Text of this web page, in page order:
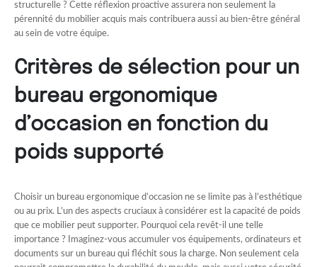
structurelle ? Cette réflexion proactive assurera non seulement la
pérennité du mobilier acquis mais contribuera aussi au bien-être général
au sein de votre équipe.
Critères de sélection pour un
bureau ergonomique
d’occasion en fonction du
poids supporté
Choisir un bureau ergonomique d’occasion ne se limite pas à l’esthétique
ou au prix. L’un des aspects cruciaux à considérer est la capacité de poids
que ce mobilier peut supporter. Pourquoi cela revêt-il une telle
importance ? Imaginez-vous accumuler vos équipements, ordinateurs et
documents sur un bureau qui fléchit sous la charge. Non seulement cela